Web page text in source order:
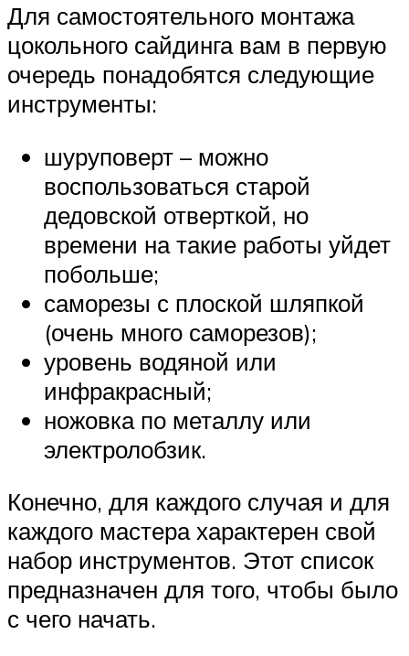
Для самостоятельного монтажа
цокольного сайдинга вам в первую
очередь понадобятся следующие
инструменты:
шуруповерт – можно
воспользоваться старой
дедовской отверткой, но
времени на такие работы уйдет
побольше;
саморезы с плоской шляпкой
(очень много саморезов);
уровень водяной или
инфракрасный;
ножовка по металлу или
электролобзик.
Конечно, для каждого случая и для
каждого мастера характерен свой
набор инструментов. Этот список
предназначен для того, чтобы было
с чего начать.